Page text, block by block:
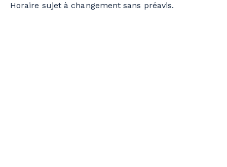
Ven. au dim. et fériés
Horaire sujet à changement sans préavis.